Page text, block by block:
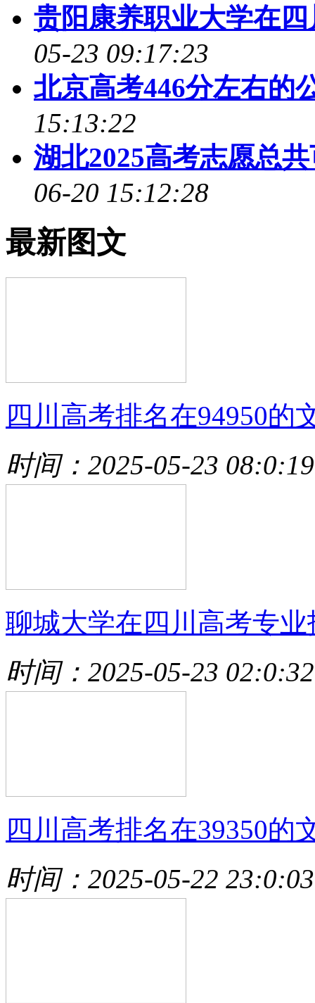
贵阳康养职业大学在
05-23 09:17:23
北京高考446分左右的
15:13:22
湖北2025高考志愿总
06-20 15:12:28
最新图文
四川高考排名在94950的
时间：2025-05-23 08:0:19
聊城大学在四川高考专业
时间：2025-05-23 02:0:32
四川高考排名在39350的
时间：2025-05-22 23:0:03